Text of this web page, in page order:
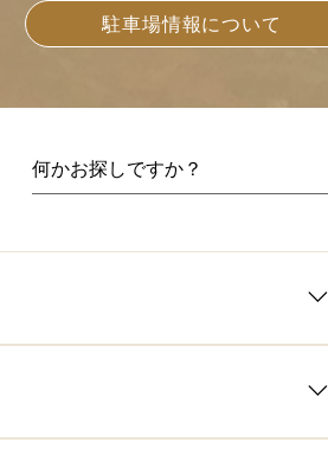
駐車場情報について
ご連絡ください。 ・チェックアウト
～午後２時まで